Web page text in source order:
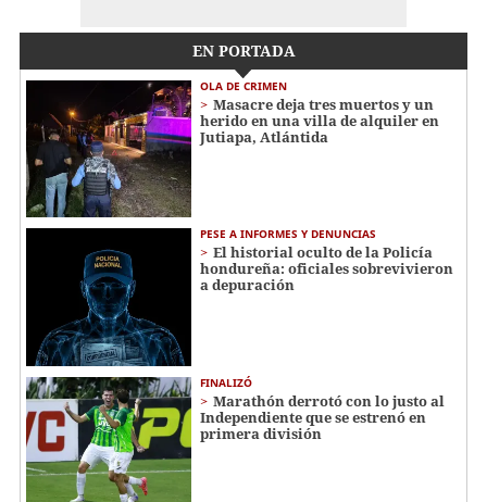
EN PORTADA
OLA DE CRIMEN
Masacre deja tres muertos y un
herido en una villa de alquiler en
Jutiapa, Atlántida
PESE A INFORMES Y DENUNCIAS
El historial oculto de la Policía
hondureña: oficiales sobrevivieron
a depuración
FINALIZÓ
Marathón derrotó con lo justo al
Independiente que se estrenó en
primera división